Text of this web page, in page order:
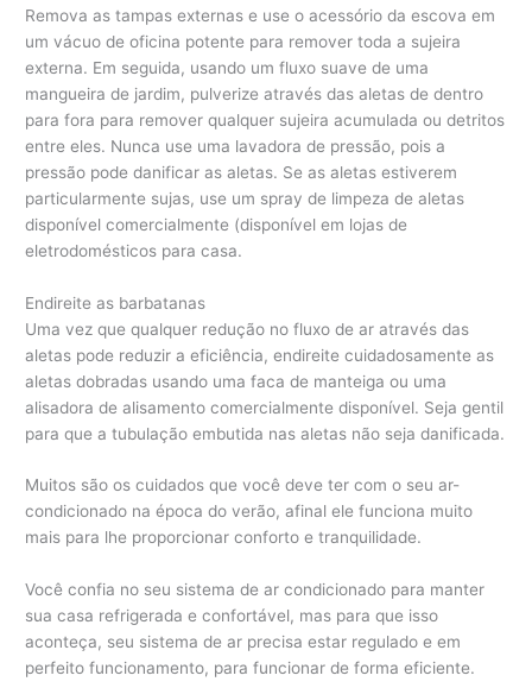
Remova as tampas externas e use o acessório da escova em
um vácuo de oficina potente para remover toda a sujeira
externa. Em seguida, usando um fluxo suave de uma
mangueira de jardim, pulverize através das aletas de dentro
para fora para remover qualquer sujeira acumulada ou detritos
entre eles. Nunca use uma lavadora de pressão, pois a
pressão pode danificar as aletas. Se as aletas estiverem
particularmente sujas, use um spray de limpeza de aletas
disponível comercialmente (disponível em lojas de
eletrodomésticos para casa.
Endireite as barbatanas
Uma vez que qualquer redução no fluxo de ar através das
aletas pode reduzir a eficiência, endireite cuidadosamente as
aletas dobradas usando uma faca de manteiga ou uma
alisadora de alisamento comercialmente disponível. Seja gentil
para que a tubulação embutida nas aletas não seja danificada.
Muitos são os cuidados que você deve ter com o seu ar-
condicionado na época do verão, afinal ele funciona muito
mais para lhe proporcionar conforto e tranquilidade.
Você confia no seu sistema de ar condicionado para manter
sua casa refrigerada e confortável, mas para que isso
aconteça, seu sistema de ar precisa estar regulado e em
perfeito funcionamento, para funcionar de forma eficiente.